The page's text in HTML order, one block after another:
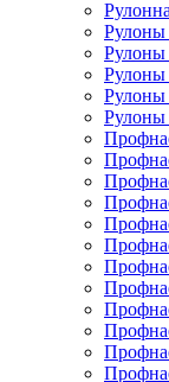
Рулоны
Рулоны
Рулоны
Рулоны